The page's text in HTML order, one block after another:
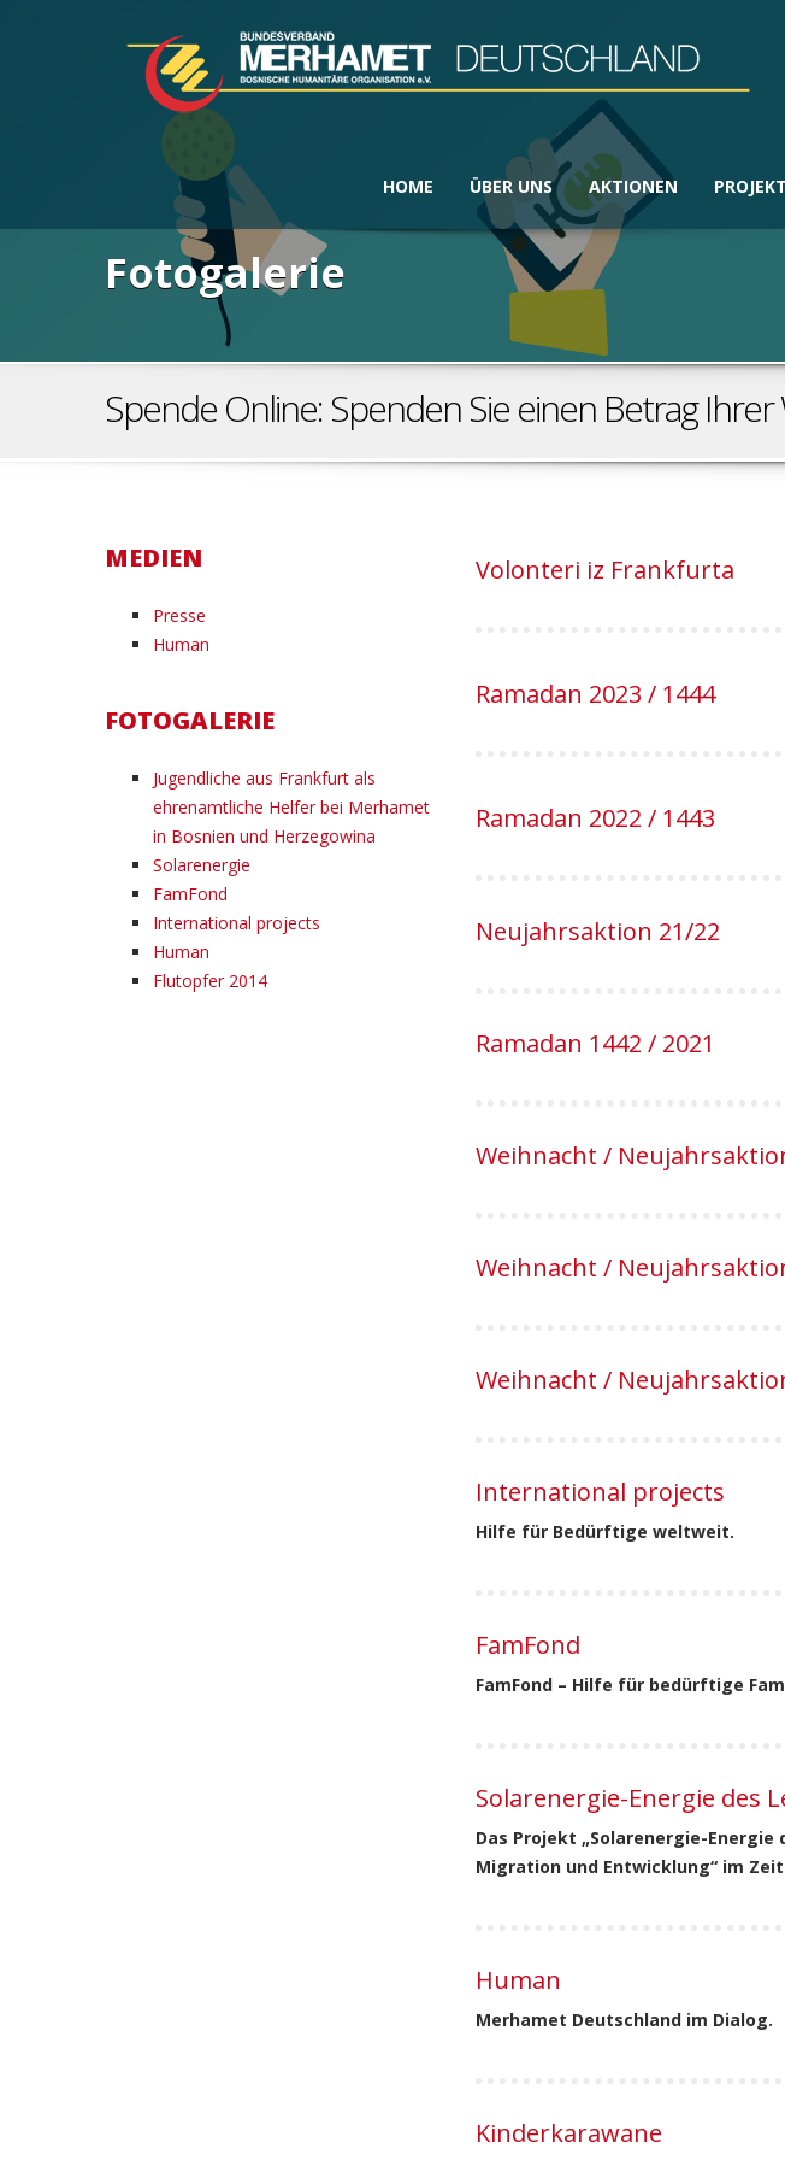
HOME ÜBER UNS AKTIONEN
Fotogalerie
Spende Online: Spenden Sie einen Betrag Ihrer
Volonteri iz Frankfurta
Ramadan 2023 / 1444
Ramadan 2022 / 1443
Neujahrsaktion 21/22
Ramadan 1442 / 2021
Weihnacht /
Weihnacht /
Weihnacht /
International projects
Hilfe für Bedürftige weltweit.
FamFond
FamFond – Hilfe für bedürftige
Solarenergie-Energie des
Das Projekt „Solarenergie-
Migration und Entwicklung“ im
Human
Merhamet Deutschland im Dialog.
Kinderkarawane
MEDIEN
Presse
Human
FOTOGALERIE
Jugendliche aus Frankfurt als
ehrenamtliche Helfer bei Merhamet
in Bosnien und Herzegowina
Solarenergie
FamFond
International projects
Human
Flutopfer 2014